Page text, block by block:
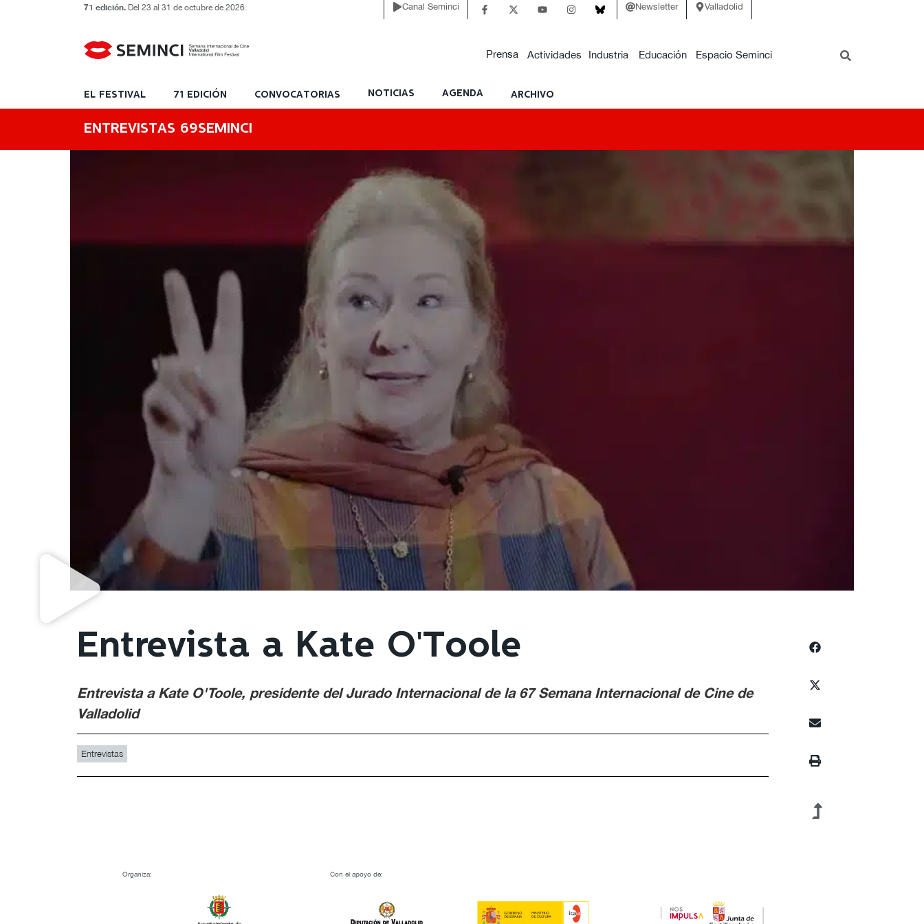
71 edición. Del 23 al 31 de octubre de 2026. Canal Seminci Newsletter Valladolid
Prensa Actividades Industria Educación Espacio Seminci
EL FESTIVAL 71 EDICIÓN CONVOCATORIAS NOTICIAS AGENDA ARCHIVO
ENTREVISTAS 69SEMINCI
Entrevista a Kate O'Toole
Entrevista a Kate O'Toole, presidente del Jurado Internacional de la 67 Semana Internacional de Cine de
Valladolid
Entrevistas
Organiza: Con el apoyo de: